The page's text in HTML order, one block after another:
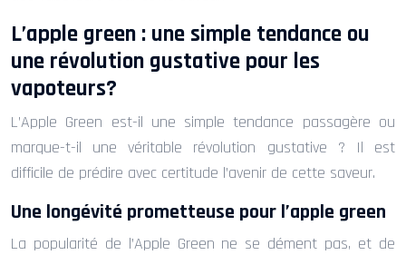
L’apple green : une simple tendance ou
une révolution gustative pour les
vapoteurs?
L’Apple Green est-il une simple tendance passagère ou
marque-t-il une véritable révolution gustative ? Il est
difficile de prédire avec certitude l’avenir de cette saveur.
Une longévité prometteuse pour l’apple green
La popularité de l’Apple Green ne se dément pas, et de